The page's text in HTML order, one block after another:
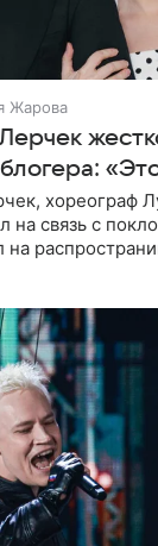
Жарова
хореограф
на связь с
на